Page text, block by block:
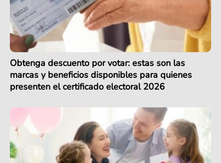
Obtenga descuento por votar: estas son las
marcas y beneficios disponibles para quienes
presenten el certificado electoral 2026